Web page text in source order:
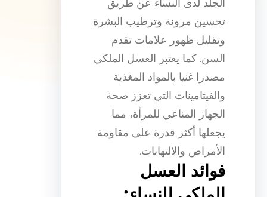
الجلد لدى النساء عن طريق
تحسين مرونة وترطيب البشرة
وتقليل ظهور علامات تقدم
السن. كما يعتبر العسل الملكي
مصدرا غنيا بالمواد المغذية
والفيتامينات التي تعزز صحة
الجهاز المناعي للمرأة، مما
يجعلها أكثر قدرة على مقاومة
الأمراض والالتهابات.
فوائد العسل